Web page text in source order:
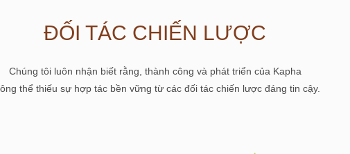
ĐỐI TÁC CHIẾN LƯỢC
Chúng tôi luôn nhận biết rằng, thành công và phát triển của Kapha
thể thiếu sự hợp tác bền vững từ các đối tác chiến lược đáng tin cậy.